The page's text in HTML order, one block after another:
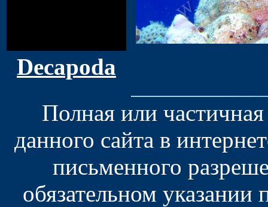
Decapoda
Полная или
данного сайта в
письменного
обязательном